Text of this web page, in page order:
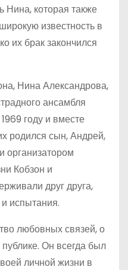
Нина, которая также
известность в
их брак закончился
Нина Александрова,
ансамбля
году и вместе
родился сын, Андрей,
организатором
Кобзон и
друг друга,
испытания.
любовных связей, о
Он всегда был
личной жизни в